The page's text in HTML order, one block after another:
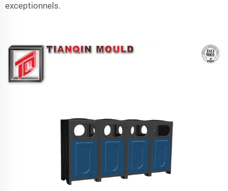
exceptionnels.